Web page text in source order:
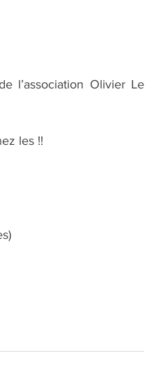
l’association Olivier Le
les !!